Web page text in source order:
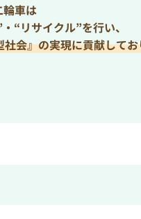
輪車は
“リサイクル”を行い、
社会』の実現に貢献してお